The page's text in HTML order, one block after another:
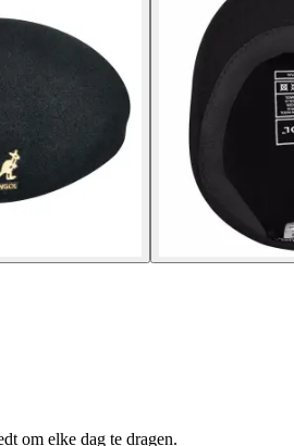
om elke dag te dragen.